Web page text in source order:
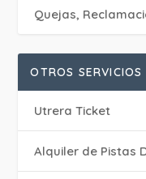
Quejas,
OTROS SERVICIOS
Utrera Ticket
Alquiler de Pistas